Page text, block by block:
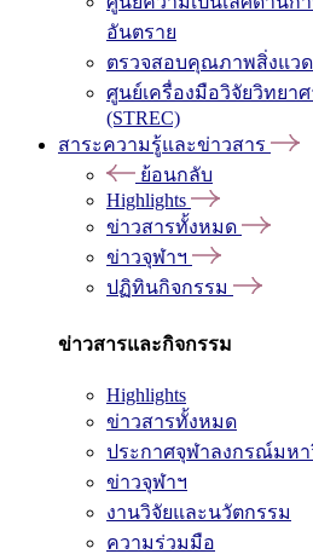
อันตราย
ตรวจสอบคุณภาพสิ่งแว
ศูนย์เครื่องมือวิจัยวิทยา
(STREC)
สาระความรู้และข่าวสาร
ย้อนกลับ
Highlights
ข่าวสารทั้งหมด
ข่าวจุฬาฯ
ปฏิทินกิจกรรม
ข่าวสารและกิจกรรม
Highlights
ข่าวสารทั้งหมด
ประกาศจุฬาลงกรณ์มหา
ข่าวจุฬาฯ
งานวิจัยและนวัตกรรม
ความร่วมมือ